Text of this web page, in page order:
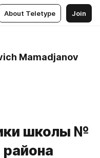
About Teletype Join
Mamadjanov
школы №
района